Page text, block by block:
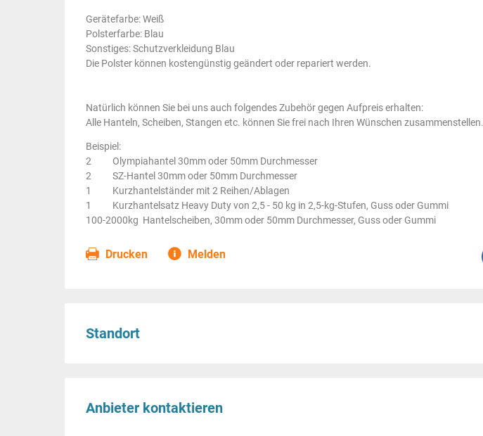
Gerätefarbe: Weiß
Polsterfarbe: Blau
Sonstiges: Schutzverkleidung Blau
Die Polster können kostengünstig geändert oder repariert werden.
Natürlich können Sie bei uns auch folgendes Zubehör gegen Aufpreis erhalten:
Alle Hanteln, Scheiben, Stangen etc. können Sie frei nach Ihren Wünschen zusammenstellen.
Beispiel:
2 Olympiahantel 30mm oder 50mm Durchmesser
2 SZ-Hantel 30mm oder 50mm Durchmesser
1 Kurzhantelständer mit 2 Reihen/Ablagen
1 Kurzhantelsatz Heavy Duty von 2,5 - 50 kg in 2,5-kg-Stufen, Guss oder Gummi
100-2000kg Hantelscheiben, 30mm oder 50mm Durchmesser, Guss oder Gummi
Drucken Melden
Standort
Anbieter kontaktieren